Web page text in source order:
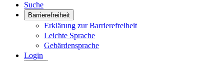
Suche
Barrierefreiheit
Erklärung zur Barrierefreiheit
Leichte Sprache
Gebärdensprache
Login